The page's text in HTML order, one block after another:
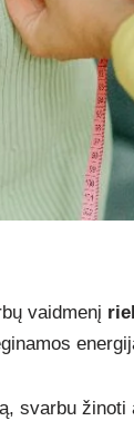
vaidmenį
svarbu žinoti